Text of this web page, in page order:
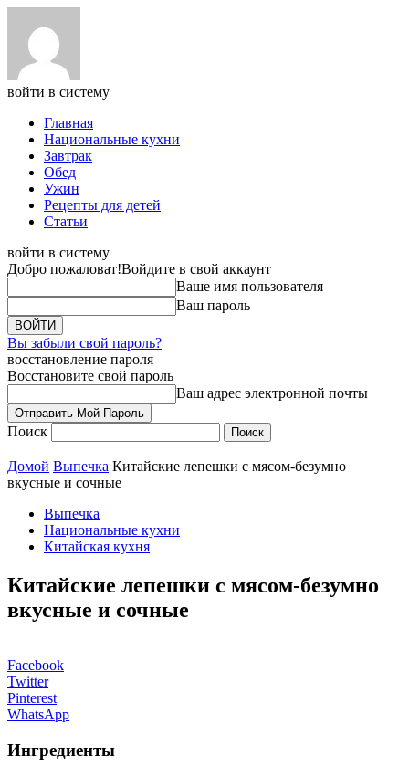
войти в систему
Главная
Национальные кухни
Завтрак
Обед
Ужин
Рецепты для детей
Статьи
войти в систему
Добро пожаловат!Войдите в свой аккаунт
Ваше имя пользователя
Ваш пароль
Вы забыли свой пароль?
восстановление пароля
Восстановите свой пароль
Ваш адрес электронной почты
Поиск
Домой Выпечка Китайские лепешки с мясом-безумно
вкусные и сочные
Выпечка
Национальные кухни
Китайская кухня
Китайские лепешки с мясом-безумно
вкусные и сочные
Facebook
Twitter
Pinterest
WhatsApp
Ингредиенты